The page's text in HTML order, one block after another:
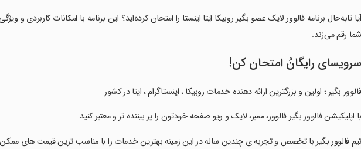
آیا تابه‌حال برنامه ‏‏‏فالوور لایک عضو بگیر روبیکا ایتا اینستا را امتحان کرده‌اید؟ این برنامه با امکانات کاربردی و
شما رقم می‌زند.
سرویسای رایگانُ امتحان کن!
‏‏‏‏‏‏‏‏فالوور بگیر ؛ اولین و بزرگترین ارائه دهنده خدمات روبیکا ، اینستاگرام ، ایتا در کشور
‏‏‏‏‏‏‏‏با اپلیکیشن فالوور بگیر فالوور، ممبر، لایک و ویو صفحه خودتون را پر بیننده تر و معتبر کنید.
‏‏‏‏‏‏‏‏تیم فالوور بگیر با تخصص و تجربه ی چندین ساله در این زمینه بهترین خدمات را با مناسب ترین قیمت های